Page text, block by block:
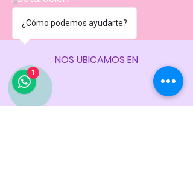
Políticas
de la tienda
NOS UBICAMOS EN
¿Cómo podemos ayudarte?
1